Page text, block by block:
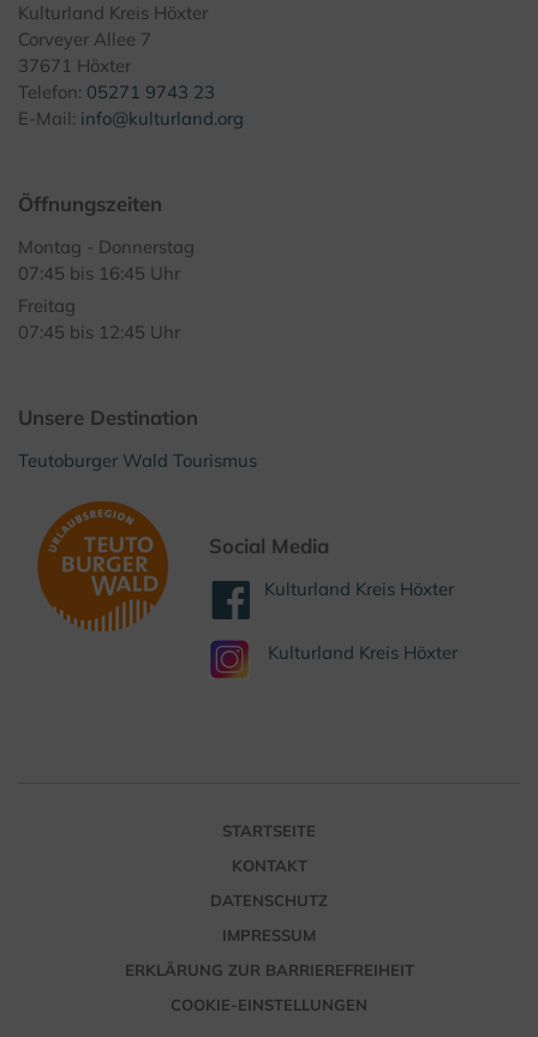
Kulturland Kreis Höxter
Corveyer Allee 7
37671 Höxter
Telefon: 05271 9743 23
E-Mail: info@kulturland.org
Öffnungszeiten
Montag - Donnerstag
07:45 bis 16:45 Uhr
Freitag
07:45 bis 12:45 Uhr
Unsere Destination
Teutoburger Wald Tourismus
Social Media
Kulturland Kreis Höxter
Kulturland Kreis Höxter
STARTSEITE
KONTAKT
DATENSCHUTZ
IMPRESSUM
ERKLÄRUNG ZUR BARRIEREFREIHEIT
COOKIE-EINSTELLUNGEN